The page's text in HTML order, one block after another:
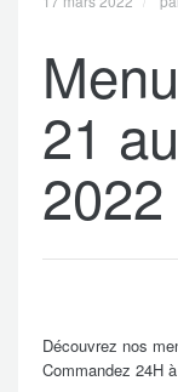
21
2022
Découvrez nos
Commandez 24H